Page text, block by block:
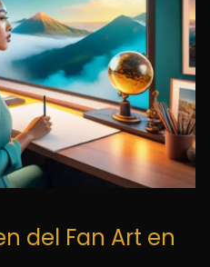
del Fan Art en